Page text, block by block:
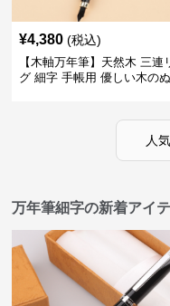
¥4,380 (税込)
【木軸万年筆】天然木 三連
グ 細字 手帳用 優しい木のぬ
人
万年筆細字の新着アイ